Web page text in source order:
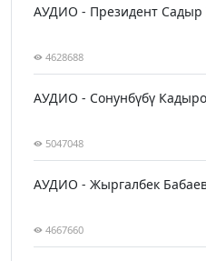
АУДИО - Президент Садыр
4628688
АУДИО - Сонунбүбү
5047048
АУДИО - Жыргалбек
4667660